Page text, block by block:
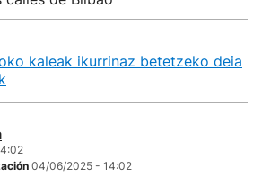
kaleak ikurrinaz betetzeko deia
04/06/2025 - 14:02